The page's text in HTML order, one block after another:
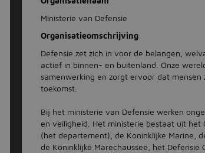
Ministerie van Defensie
Organisatieomschrijving
Defensie zet zich in voor de belangen,
actief in binnen- en buitenland. Onze
samenwerking en zorgt ervoor dat
toekomst.
Bij het ministerie van Defensie werken
en veiligheid. Het ministerie bestaat uit het
(het departement), de Koninklijke Marine,
de Koninklijke Marechaussee, het Defensie